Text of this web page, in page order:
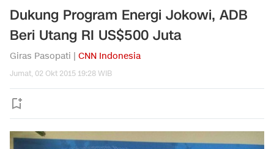
Dukung Program Energi Jokowi, ADB
Beri Utang RI US$500 Juta
Giras Pasopati | CNN Indonesia
Jumat, 02 Okt 2015 19:28 WIB